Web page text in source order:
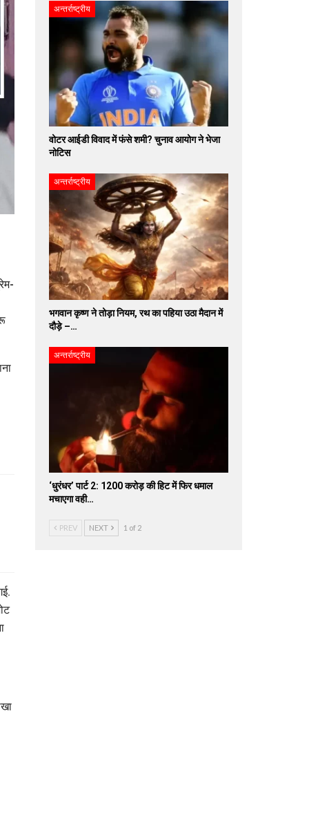
अन्तर्राष्ट्रीय
वोटर आईडी विवाद में फंसे शमी? चुनाव आयोग ने भेजा
नोटिस
अन्तर्राष्ट्रीय
भगवान कृष्ण ने तोड़ा नियम, रथ का पहिया उठा मैदान में
दौड़े –…
अन्तर्राष्ट्रीय
‘धुरंधर’ पार्ट 2: 1200 करोड़ की हिट में फिर धमाल
मचाएगा वही…
PREV NEXT 1 of 2